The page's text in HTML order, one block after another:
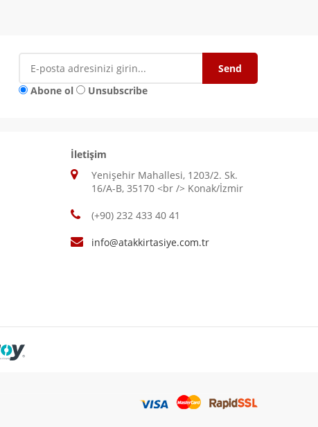
Abone ol
Unsubscribe
İletişim
Yenişehir Mahallesi, 1203/2. Sk.
16/A-B, 35170 <br /> Konak/İzmir
(+90) 232 433 40 41
info@atakkirtasiye.com.tr